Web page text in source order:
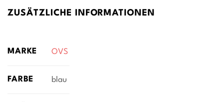
ZUSÄTZLICHE INFORMATIONEN
MARKE OVS
FARBE blau